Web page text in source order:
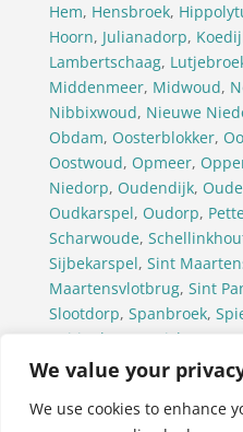
We value your
We use cookies to enhance
Hem, Hensbroek,
Hoorn, Julianadorp,
Lambertschaag,
Middenmeer, Midwoud,
Nibbixwoud, Nieuwe
Obdam, Oosterblokker,
Oostwoud, Opmeer,
Niedorp, Oudendijk,
Oudkarspel, Oudorp,
Scharwoude,
Sijbekarspel, Sint
Maartensvlotbrug, Sint
Slootdorp, Spanbroek,
Tuitjenhorn
Twisk
Ursem(Koggenland),’t
Warmenhuizen
Westwoud,